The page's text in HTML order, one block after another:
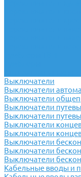
Выключатели
Выключатели
Выключатели
Выключатели
Выключатели
Выключатели
Выключатели
Выключатели
Выключатели
Выключатели
Кабельные вводы и